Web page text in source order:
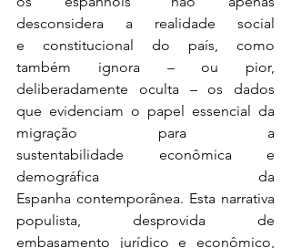
desconsidera a realidade social
e constitucional do país, como
também ignora – ou pior,
deliberadamente oculta – os dados
que evidenciam o papel essencial da
migração para a
sustentabilidade econômica e
demográfica da
Espanha contemporânea. Esta narrativa
populista, desprovida de
embasamento jurídico e econômico,